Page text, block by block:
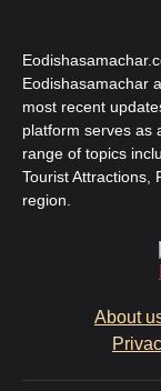
Eodishasamachar
most recent
platform serves as
range of topics
Tourist Attractions,
region.
About